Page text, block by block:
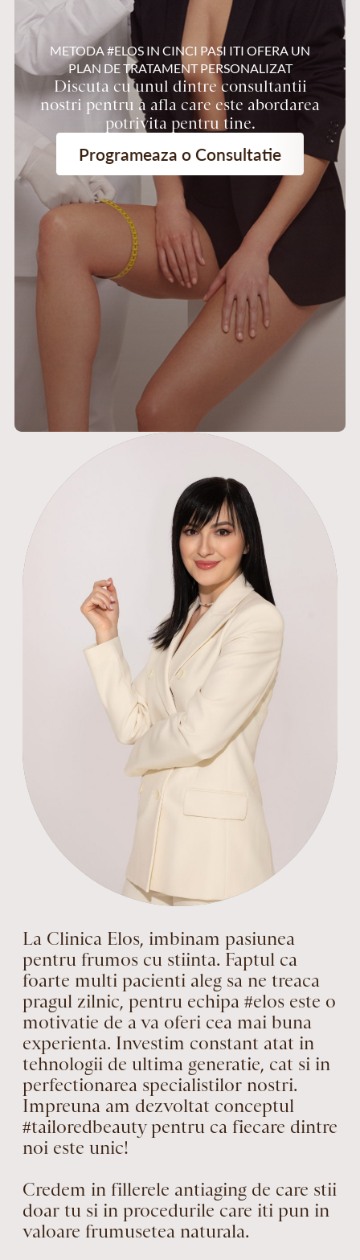
METODA #ELOS IN CINCI PASI ITI OFERA UN
PLAN DE TRATAMENT PERSONALIZAT
Discuta cu unul dintre consultantii
nostri pentru a afla care este abordarea
potrivita pentru tine.
Programeaza o Consultatie
La Clinica Elos, imbinam pasiunea
pentru frumos cu stiinta. Faptul ca
foarte multi pacienti aleg sa ne treaca
pragul zilnic, pentru echipa #elos este o
motivatie de a va oferi cea mai buna
experienta. Investim constant atat in
tehnologii de ultima generatie, cat si in
perfectionarea specialistilor nostri.
Impreuna am dezvoltat conceptul
#tailoredbeauty pentru ca fiecare dintre
noi este unic!
Credem in fillerele antiaging de care stii
doar tu si in procedurile care iti pun in
valoare frumusetea naturala.